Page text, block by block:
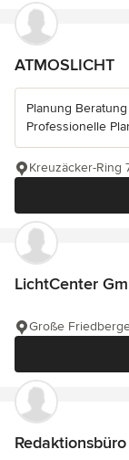
ATMOSLICHT
Planung
Professionelle
Kreuzäcker-Ring
LichtCenter
Große